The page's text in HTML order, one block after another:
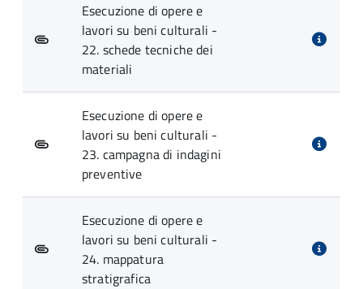
Esecuzione di opere e
lavori su beni culturali -
22. schede tecniche dei
materiali
Esecuzione di opere e
lavori su beni culturali -
23. campagna di indagini
preventive
Esecuzione di opere e
lavori su beni culturali -
24. mappatura
stratigrafica